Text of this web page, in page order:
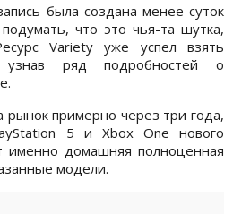
была создана менее суток
что это чья-та шутка,
Variety уже успел взять
ряд подробностей о
рынок примерно через три года,
5 и Xbox One нового
именно домашняя полноценная
модели.